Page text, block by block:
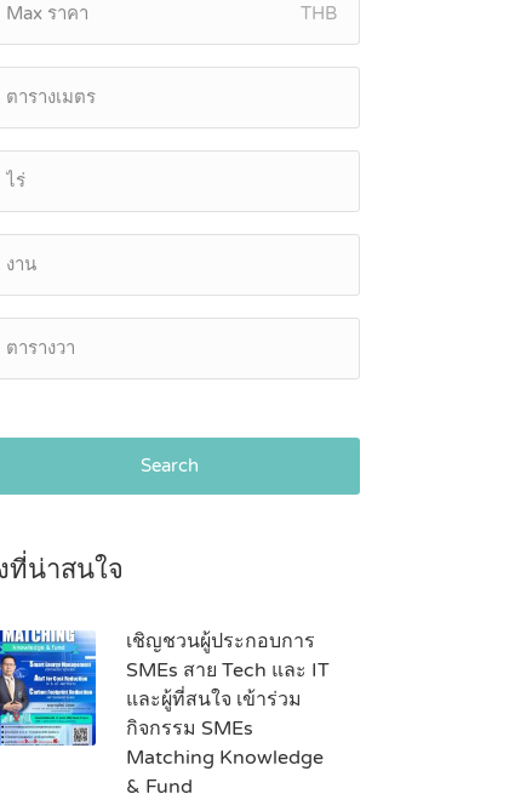
THB
Search
ที่น่าสนใจ
เชิญชวนผู้ประกอบการ
SMEs สาย Tech และ IT
และผู้ที่สนใจ เข้าร่วม
กิจกรรม SMEs
Matching Knowledge
& Fund